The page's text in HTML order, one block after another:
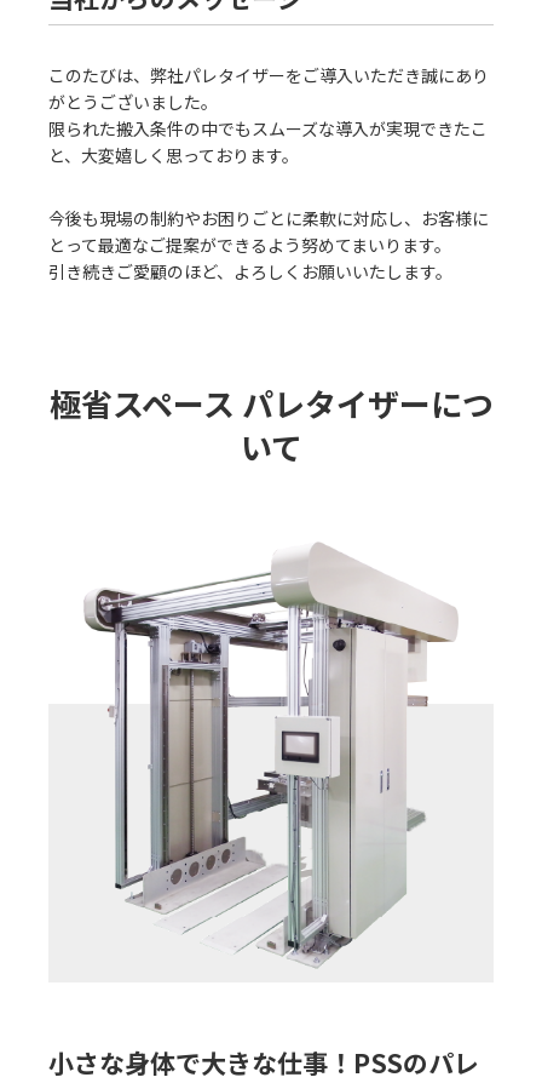
このたびは、弊社パレタイザーをご導入いただき誠にあり
がとうございました。
限られた搬入条件の中でもスムーズな導入が実現できたこ
と、大変嬉しく思っております。
今後も現場の制約やお困りごとに柔軟に対応し、お客様に
とって最適なご提案ができるよう努めてまいります。
引き続きご愛顧のほど、よろしくお願いいたします。
極省スペース パレタイザーにつ
いて
小さな身体で大きな仕事！PSSのパレ